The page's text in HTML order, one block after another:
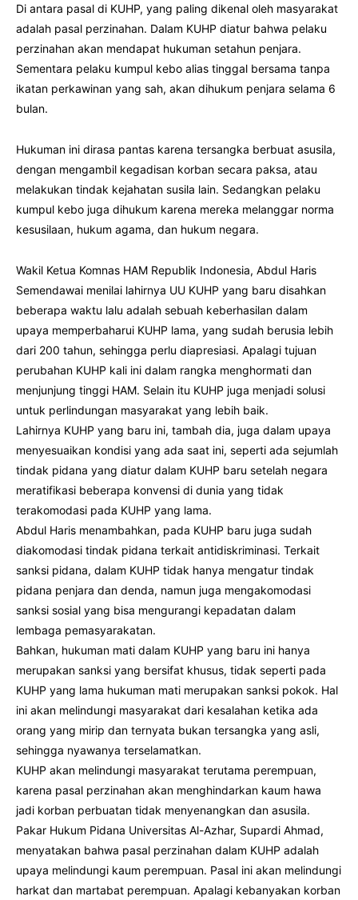
Di antara pasal di KUHP, yang paling dikenal oleh masyarakat
adalah pasal perzinahan. Dalam KUHP diatur bahwa pelaku
perzinahan akan mendapat hukuman setahun penjara.
Sementara pelaku kumpul kebo alias tinggal bersama tanpa
ikatan perkawinan yang sah, akan dihukum penjara selama 6
bulan.
Hukuman ini dirasa pantas karena tersangka berbuat asusila,
dengan mengambil kegadisan korban secara paksa, atau
melakukan tindak kejahatan susila lain. Sedangkan pelaku
kumpul kebo juga dihukum karena mereka melanggar norma
kesusilaan, hukum agama, dan hukum negara.
Wakil Ketua Komnas HAM Republik Indonesia, Abdul Haris
Semendawai menilai lahirnya UU KUHP yang baru disahkan
beberapa waktu lalu adalah sebuah keberhasilan dalam
upaya memperbaharui KUHP lama, yang sudah berusia lebih
dari 200 tahun, sehingga perlu diapresiasi. Apalagi tujuan
perubahan KUHP kali ini dalam rangka menghormati dan
menjunjung tinggi HAM. Selain itu KUHP juga menjadi solusi
untuk perlindungan masyarakat yang lebih baik.
Lahirnya KUHP yang baru ini, tambah dia, juga dalam upaya
menyesuaikan kondisi yang ada saat ini, seperti ada sejumlah
tindak pidana yang diatur dalam KUHP baru setelah negara
meratifikasi beberapa konvensi di dunia yang tidak
terakomodasi pada KUHP yang lama.
Abdul Haris menambahkan, pada KUHP baru juga sudah
diakomodasi tindak pidana terkait antidiskriminasi. Terkait
sanksi pidana, dalam KUHP tidak hanya mengatur tindak
pidana penjara dan denda, namun juga mengakomodasi
sanksi sosial yang bisa mengurangi kepadatan dalam
lembaga pemasyarakatan.
Bahkan, hukuman mati dalam KUHP yang baru ini hanya
merupakan sanksi yang bersifat khusus, tidak seperti pada
KUHP yang lama hukuman mati merupakan sanksi pokok. Hal
ini akan melindungi masyarakat dari kesalahan ketika ada
orang yang mirip dan ternyata bukan tersangka yang asli,
sehingga nyawanya terselamatkan.
KUHP akan melindungi masyarakat terutama perempuan,
karena pasal perzinahan akan menghindarkan kaum hawa
jadi korban perbuatan tidak menyenangkan dan asusila.
Pakar Hukum Pidana Universitas Al-Azhar, Supardi Ahmad,
menyatakan bahwa pasal perzinahan dalam KUHP adalah
upaya melindungi kaum perempuan. Pasal ini akan melindungi
harkat dan martabat perempuan. Apalagi kebanyakan korban